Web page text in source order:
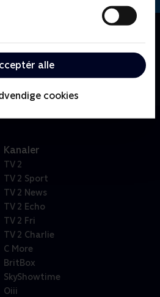
alle
cookies
ønskegivende fe-
at hjælpe - men
Kanaler
TV 2
TV 2 Sport
TV 2 News
TV 2 Echo
TV 2 Fri
TV 2 Charlie
C More
BritBox
SkyShowtime
Oiii